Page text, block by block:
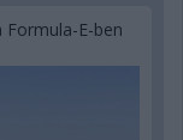
E-ben